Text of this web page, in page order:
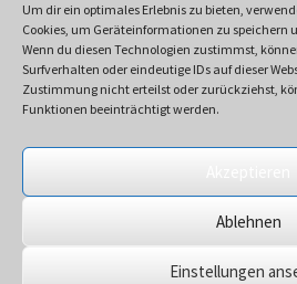
Um dir ein optimales Erlebnis zu bieten,
Cookies, um Geräteinformationen zu speichern
Wenn du diesen Technologien zustimmst,
Surfverhalten oder eindeutige IDs auf dieser
Zustimmung nicht erteilst oder zurückziehst,
Funktionen beeinträchtigt werden.
Ablehnen
Einstellungen
Mit Klicken auf „Senden“
Datenschutzerklärung